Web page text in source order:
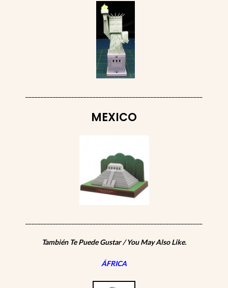
MEXICO
También Te Puede Gustar / You May Also Like.
ÁFRICA